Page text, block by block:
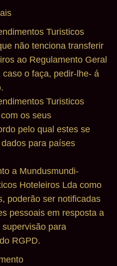
Turisticos
não tenciona transferir
ao Regulamento Geral
o faça, pedir-lhe- á
Turisticos
os seus
pelo qual estes se
para países
a Mundusmundi-
Hoteleiros Lda como
poderão ser notificadas
pessoais em resposta a
para
RGPD.